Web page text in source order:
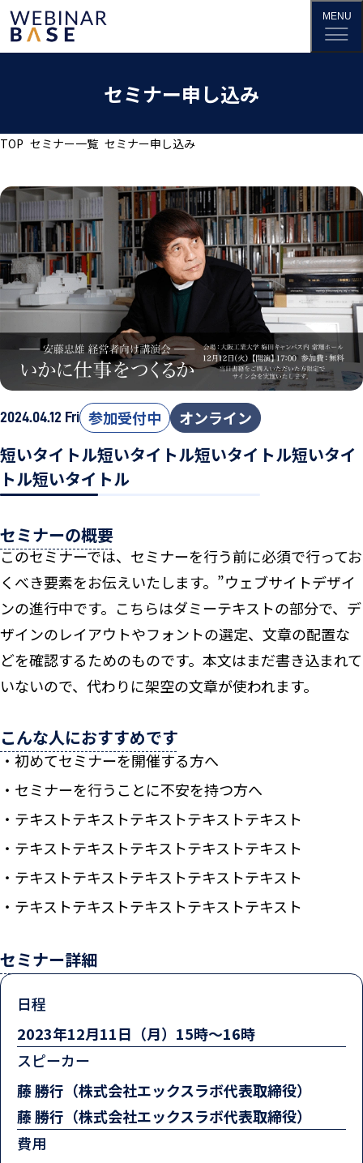
セミナー申し込み
TOP セミナー一覧 セミナー申し込み
2024.04.12 Fri 参加受付中 オンライン
短いタイトル短いタイトル短いタイトル短いタイ
トル短いタイトル
セミナーの概要
このセミナーでは、セミナーを行う前に必須で行ってお
くべき要素をお伝えいたします。”ウェブサイトデザイ
ンの進行中です。こちらはダミーテキストの部分で、デ
ザインのレイアウトやフォントの選定、文章の配置な
どを確認するためのものです。本文はまだ書き込まれて
いないので、代わりに架空の文章が使われます。
こんな人におすすめです
初めてセミナーを開催する方へ
セミナーを行うことに不安を持つ方へ
テキストテキストテキストテキストテキスト
テキストテキストテキストテキストテキスト
テキストテキストテキストテキストテキスト
テキストテキストテキストテキストテキスト
セミナー詳細
日程
2023年12月11日（月）15時〜16時
スピーカー
藤 勝行（株式会社エックスラボ代表取締役）
藤 勝行（株式会社エックスラボ代表取締役）
費用